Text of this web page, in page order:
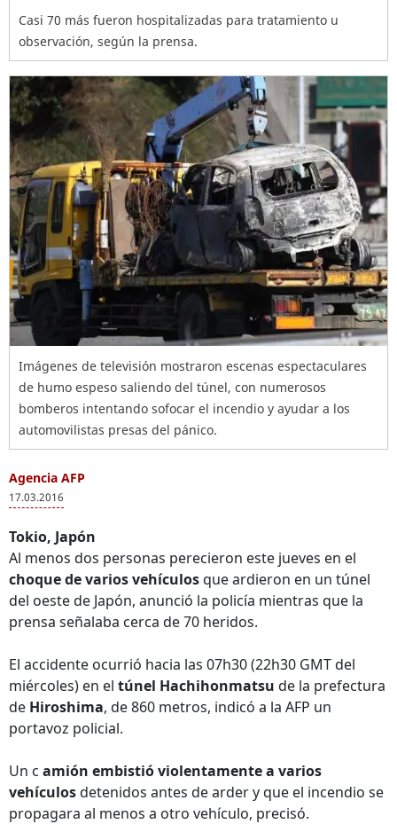
Casi 70 más fueron hospitalizadas para tratamiento u
observación, según la prensa.
Imágenes de televisión mostraron escenas espectaculares
de humo espeso saliendo del túnel, con numerosos
bomberos intentando sofocar el incendio y ayudar a los
automovilistas presas del pánico.
Agencia AFP
17.03.2016
Tokio, Japón
Al menos dos personas perecieron este jueves en el
choque de varios vehículosque ardieron en un túnel
del oeste de Japón, anunció la policía mientras que la
prensa señalaba cerca de 70 heridos.
El accidente ocurrió hacia las 07h30 (22h30 GMT del
miércoles) en el túnel Hachihonmatsu de la prefectura
de Hiroshima, de 860 metros, indicó a la AFP un
portavoz policial.
Un c amión embistió violentamente a varios
vehículosdetenidos antes de arder y que el incendio se
propagara al menos a otro vehículo, precisó.